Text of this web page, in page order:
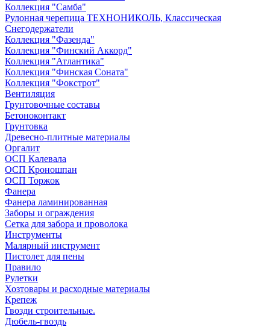
Коллекция "Самба"
Рулонная черепица ТЕХНОНИКОЛЬ, Классическая
Снегодержатели
Коллекция "Фазенда"
Коллекция "Финский Аккорд"
Коллекция "Атлантика"
Коллекция "Финская Соната"
Коллекция "Фокстрот"
Вентиляция
Грунтовочные составы
Бетоноконтакт
Грунтовка
Древесно-плитные материалы
Оргалит
ОСП Калевала
ОСП Кроношпан
ОСП Торжок
Фанера
Фанера ламинированная
Заборы и ограждения
Сетка для забора и проволока
Инструменты
Малярный инструмент
Пистолет для пены
Правило
Рулетки
Хозтовары и расходные материалы
Крепеж
Гвозди строительные.
Дюбель-гвоздь